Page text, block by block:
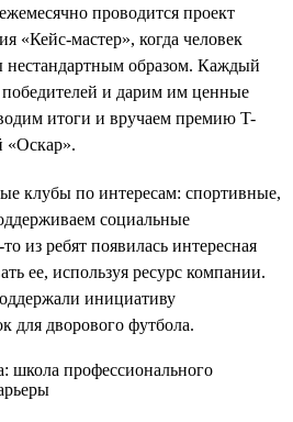
проводится проект
«Кейс-мастер», когда человек
образом. Каждый
и дарим им ценные
итоги и вручаем премию T-
клубы по интересам: спортивные,
социальные
из ребят появилась интересная
ее, используя ресурс компании.
инициативу
для дворового футбола.